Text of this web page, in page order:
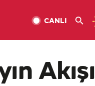
CANLI
Akışı